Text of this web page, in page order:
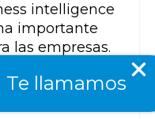
intelligence
importante
las empresas.
Te llamamos